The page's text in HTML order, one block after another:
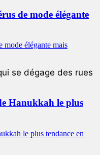
de mode élégante
se dégage des rues
Hanukkah le plus